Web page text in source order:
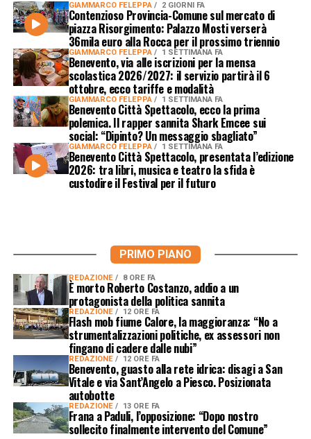
GIAMMARCO FELEPPA 2 GIORNI FA
Contenzioso Provincia-Comune sul mercato di
piazza Risorgimento: Palazzo Mosti verserà
36mila euro alla Rocca per il prossimo triennio
GIAMMARCO FELEPPA 1 SETTIMANA FA
Benevento, via alle iscrizioni per la mensa
scolastica 2026/2027: il servizio partirà il 6
ottobre, ecco tariffe e modalità
GIAMMARCO FELEPPA 1 SETTIMANA FA
Benevento Città Spettacolo, ecco la prima
polemica. Il rapper sannita Shark Emcee sui
social: “Dipinto? Un messaggio sbagliato”
GIAMMARCO FELEPPA 1 SETTIMANA FA
Benevento Città Spettacolo, presentata l’edizione
2026: tra libri, musica e teatro la sfida è
custodire il Festival per il futuro
PRIMO PIANO
REDAZIONE 8 ORE FA
È morto Roberto Costanzo, addio a un
protagonista della politica sannita
REDAZIONE 12 ORE FA
Flash mob fiume Calore, la maggioranza: “No a
strumentalizzazioni politiche, ex assessori non
fingano di cadere dalle nubi”
REDAZIONE 12 ORE FA
Benevento, guasto alla rete idrica: disagi a San
Vitale e via Sant’Angelo a Piesco. Posizionata
autobotte
REDAZIONE 13 ORE FA
Frana a Paduli, l’opposizione: “Dopo nostro
sollecito finalmente intervento del Comune”